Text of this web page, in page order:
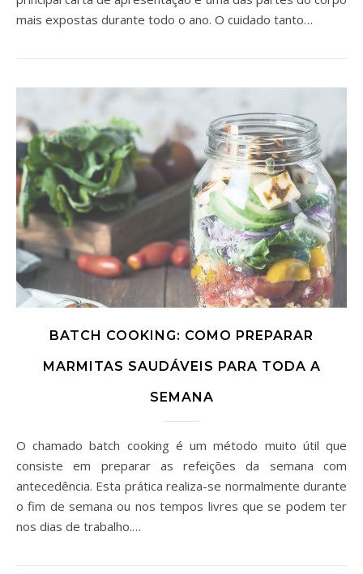
mais expostas durante todo o ano. O cuidado tanto…
BATCH COOKING: COMO PREPARAR
MARMITAS SAUDÁVEIS PARA TODA A
SEMANA
O chamado batch cooking é um método muito útil que
consiste em preparar as refeições da semana com
antecedência. Esta prática realiza-se normalmente durante
o fim de semana ou nos tempos livres que se podem ter
nos dias de trabalho.…